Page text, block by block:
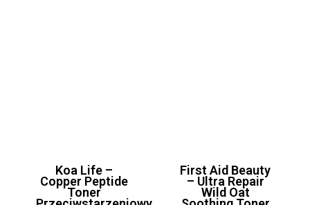
Koa Life –
Copper Peptide
Toner
First Aid Beauty
– Ultra Repair
Wild Oat